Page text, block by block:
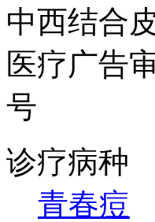
中西结合
医疗广告
号
诊疗病种
青春痘